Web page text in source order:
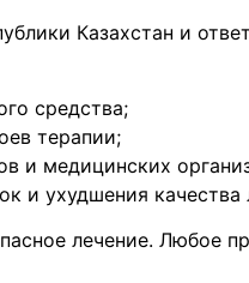
Казахстан и
средства;
терапии;
и медицинских
и ухудшения качества
лечение. Любое